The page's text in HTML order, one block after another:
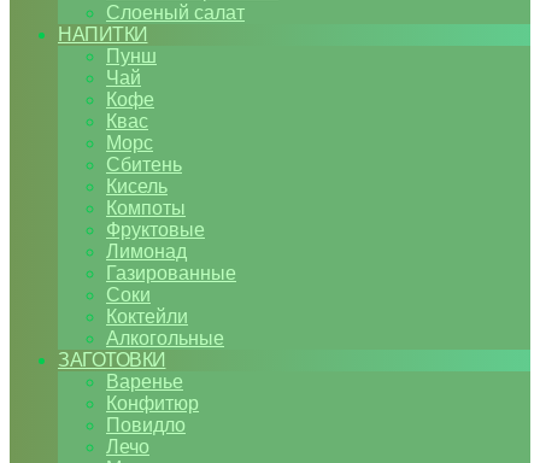
Слоеный салат
НАПИТКИ
Пунш
Чай
Кофе
Квас
Морс
Сбитень
Кисель
Компоты
Фруктовые
Лимонад
Газированные
Соки
Коктейли
Алкогольные
ЗАГОТОВКИ
Варенье
Конфитюр
Повидло
Лечо